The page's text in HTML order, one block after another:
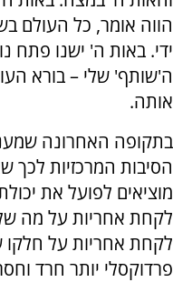
הווה אומר, כל העולם
ידי. באות ה' ישנו פתח
ה'שותף' שלי – בורא
אותה.
בתקופה האחרונה
הסיבות המרכזיות לכך
מוציאים לפועל את
לקחת אחריות על מה
לקחת אחריות על חלקו
פרדוקסלי יותר חרד